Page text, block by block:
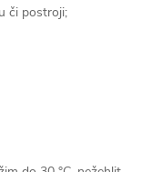
či postroji;